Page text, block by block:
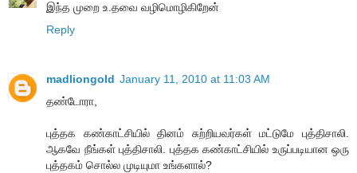
இந்த முறை உ.தவை வழிமொழிகிறேன்
Reply
madliongold January 11, 2010 at 11:03 AM
தண்டோரா,
புத்தக கண்காட்சியில் தினம் சுற்றியவர்கள் மட்டுமே புத்திசாலி.
ஆகவே நீங்கள் புத்திசாலி. புத்தக கண்காட்சியில் உருப்படியான ஒரு
புத்தகம் சொல்ல முடியுமா உங்களால்?